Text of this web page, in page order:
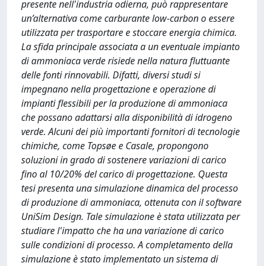
presente nell'industria odierna, può rappresentare
un’alternativa come carburante low-carbon o essere
utilizzata per trasportare e stoccare energia chimica.
La sfida principale associata a un eventuale impianto
di ammoniaca verde risiede nella natura fluttuante
delle fonti rinnovabili. Difatti, diversi studi si
impegnano nella progettazione e operazione di
impianti flessibili per la produzione di ammoniaca
che possano adattarsi alla disponibilità di idrogeno
verde. Alcuni dei più importanti fornitori di tecnologie
chimiche, come Topsøe e Casale, propongono
soluzioni in grado di sostenere variazioni di carico
fino al 10/20% del carico di progettazione. Questa
tesi presenta una simulazione dinamica del processo
di produzione di ammoniaca, ottenuta con il software
UniSim Design. Tale simulazione è stata utilizzata per
studiare l'impatto che ha una variazione di carico
sulle condizioni di processo. A completamento della
simulazione è stato implementato un sistema di